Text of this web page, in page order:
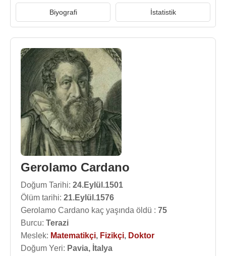
Biyografi İstatistik
Gerolamo Cardano
Doğum Tarihi: 24.Eylül.1501
Ölüm tarihi: 21.Eylül.1576
Gerolamo Cardano kaç yaşında öldü : 75
Burcu: Terazi
Meslek: Matematikçi, Fizikçi, Doktor
Doğum Yeri: Pavia, İtalya